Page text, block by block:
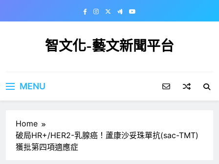
智文化-藝文新聞平台
MENU
Home
破局HR+/HER2-乳腺癌！蘆康沙妥珠單抗(sac-TMT)
獲批第四項適應症